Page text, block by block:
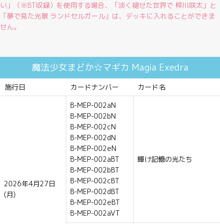
い」（※BT収録）を使用する場合、「淡く褪せた世界で 梓川咲太」と
「夢で見た光景 ランドセルガール」は、デッキに入れることができま
せん。
魔法少女まどか☆マギカ Magia Exedra
施行日 カードナンバー カード名
2026年4月27日
(月)
B-MEP-002aN
B-MEP-002bN
B-MEP-002cN
B-MEP-002dN
B-MEP-002eN
B-MEP-002aBT
B-MEP-002bBT
B-MEP-002cBT
B-MEP-002dBT
B-MEP-002eBT
B-MEP-002aVT
輝け記憶の光たち